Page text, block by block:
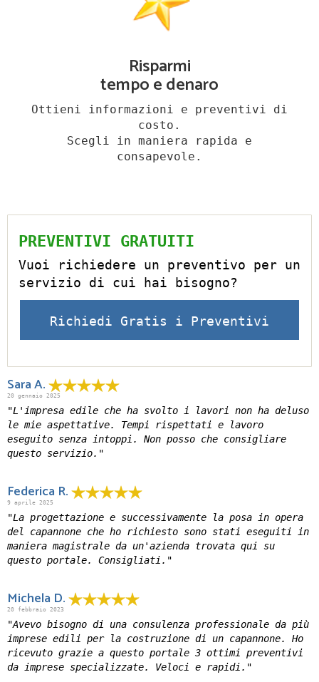
Risparmi
tempo e denaro
Ottieni informazioni e preventivi di
costo.
Scegli in maniera rapida e
consapevole.
PREVENTIVI GRATUITI
Vuoi richiedere un preventivo per un
servizio di cui hai bisogno?
Richiedi Gratis i Preventivi
Sara A.
20 gennaio 2025
"L'impresa edile che ha svolto i lavori non ha deluso
le mie aspettative. Tempi rispettati e lavoro
eseguito senza intoppi. Non posso che consigliare
questo servizio."
Federica R.
9 aprile 2025
"La progettazione e successivamente la posa in opera
del capannone che ho richiesto sono stati eseguiti in
maniera magistrale da un'azienda trovata qui su
questo portale. Consigliati."
Michela D.
20 febbraio 2023
"Avevo bisogno di una consulenza professionale da più
imprese edili per la costruzione di un capannone. Ho
ricevuto grazie a questo portale 3 ottimi preventivi
da imprese specializzate. Veloci e rapidi."